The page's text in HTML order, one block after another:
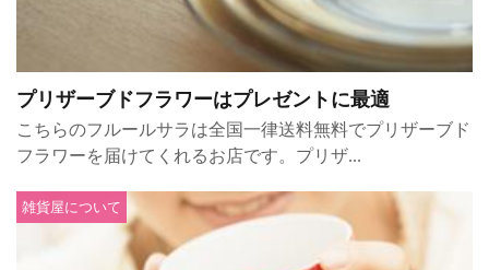
プリザーブドフラワーはプレゼントに最適
こちらのフルールサラは全国一律送料無料でプリザーブド
フラワーを届けてくれるお店です。プリザ...
雑貨屋について